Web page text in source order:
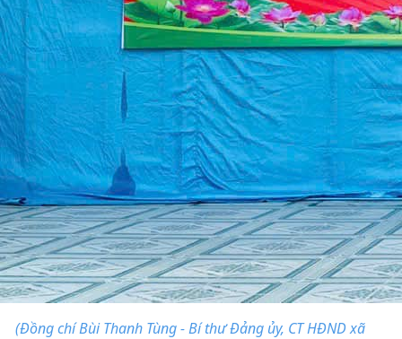
(Đồng chí Bùi Thanh Tùng - Bí thư Đảng ủy, CT HĐND xã